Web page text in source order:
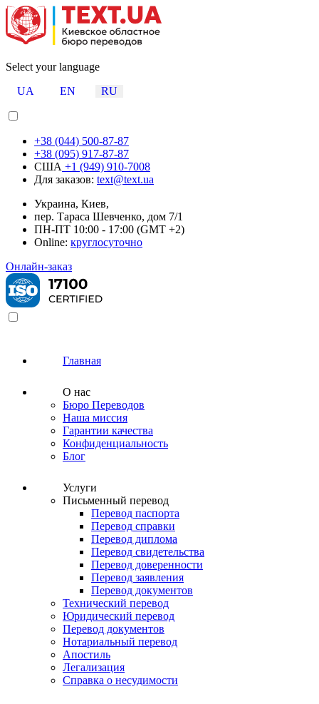
Select your language
UA
EN RU
+38 (044) 500-87-87
+38 (095) 917-87-87
США +1 (949) 910-7008
Для заказов: text@text.ua
Украина, Киев,
пер. Тараса Шевченко, дом 7/1
ПН-ПТ 10:00 - 17:00 (GMT +2)
Online: круглосуточно
Онлайн-заказ
Главная
О нас
Бюро Переводов
Наша миссия
Гарантии качества
Конфиденциальность
Блог
Услуги
Письменный перевод
Перевод паспорта
Перевод справки
Перевод диплома
Перевод свидетельства
Перевод доверенности
Перевод заявления
Перевод документов
Технический перевод
Юридический перевод
Перевод документов
Нотариальный перевод
Апостиль
Легализация
Справка о несудимости